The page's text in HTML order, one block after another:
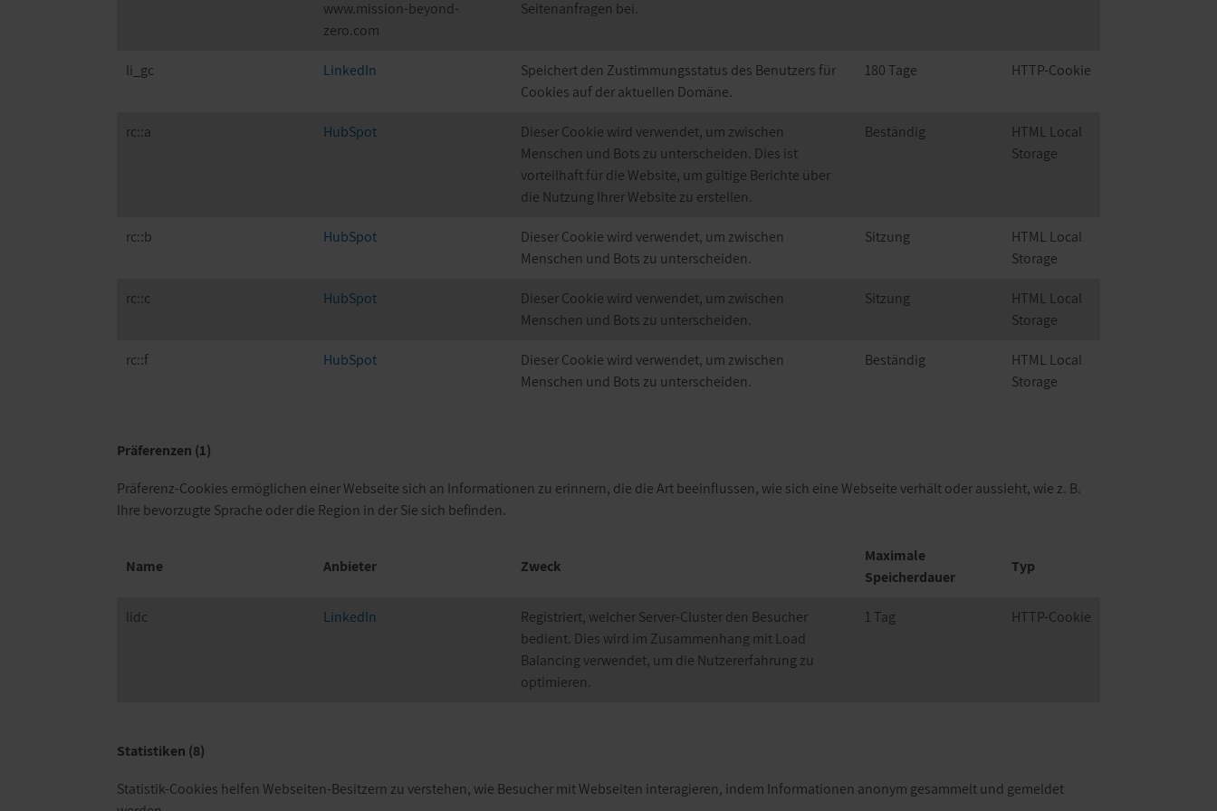
www.mission-beyond-
zero.com
Seitenanfragen bei.
li_gc LinkedIn
Speichert den Zustimmungsstatus des Benutzers für
Cookies auf der aktuellen Domäne.
180 Tage HTTP-Cookie
rc::a HubSpot
Dieser Cookie wird verwendet, um zwischen
Menschen und Bots zu unterscheiden. Dies ist
vorteilhaft für die Website, um gültige Berichte über
die Nutzung Ihrer Website zu erstellen.
Beständig
HTML Local
Storage
rc::b HubSpot
Dieser Cookie wird verwendet, um zwischen
Menschen und Bots zu unterscheiden.
Sitzung
HTML Local
Storage
rc::c HubSpot
Dieser Cookie wird verwendet, um zwischen
Menschen und Bots zu unterscheiden.
Sitzung
HTML Local
Storage
rc::f HubSpot
Dieser Cookie wird verwendet, um zwischen
Menschen und Bots zu unterscheiden.
Beständig
HTML Local
Storage
Präferenzen (1)
Präferenz-Cookies ermöglichen einer Webseite sich an Informationen zu erinnern, die die Art beeinflussen, wie sich eine Webseite verhält oder aussieht, wie z. B.
Ihre bevorzugte Sprache oder die Region in der Sie sich befinden.
Name Anbieter Zweck
Maximale
Speicherdauer
Typ
lidc LinkedIn
Registriert, welcher Server-Cluster den Besucher
bedient. Dies wird im Zusammenhang mit Load
Balancing verwendet, um die Nutzererfahrung zu
optimieren.
1 Tag HTTP-Cookie
Statistiken (8)
Statistik-Cookies helfen Webseiten-Besitzern zu verstehen, wie Besucher mit Webseiten interagieren, indem Informationen anonym gesammelt und gemeldet